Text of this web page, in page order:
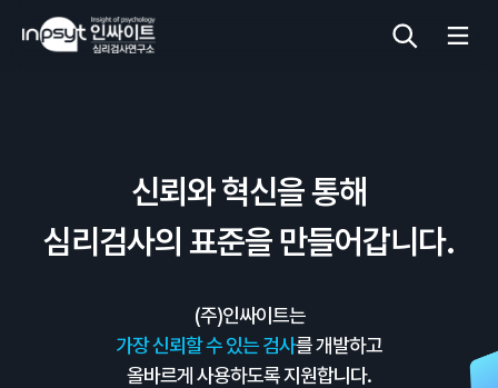
신뢰와 혁신을 통해
심리검사의 표준을 만들어갑니다.
(주)인싸이트는
가장 신뢰할 수 있는 검사를 개발하고
올바르게 사용하도록 지원합니다.